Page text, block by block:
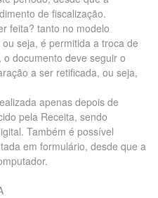
de fiscalização.
feita? tanto no modelo
seja, é permitida a troca de
documento deve seguir o
a ser retificada, ou seja,
apenas depois de
pela Receita, sendo
Também é possível
em formulário, desde que a